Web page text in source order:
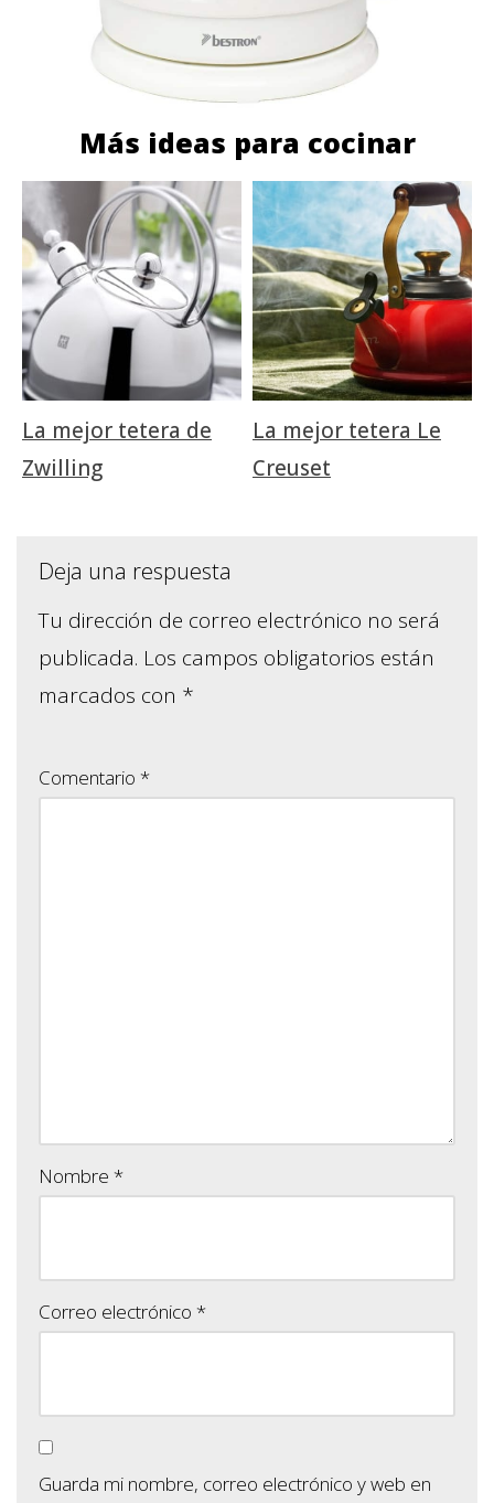
Más ideas para cocinar
La mejor tetera de
Zwilling
La mejor tetera Le
Creuset
Deja una respuesta
Tu dirección de correo electrónico no será
publicada. Los campos obligatorios están
marcados con *
Comentario *
Nombre *
Correo electrónico *
Guarda mi nombre, correo electrónico y web en